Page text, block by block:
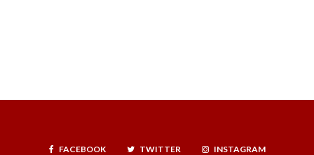
FACEBOOK TWITTER INSTAGRAM